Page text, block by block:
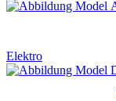
Elektro